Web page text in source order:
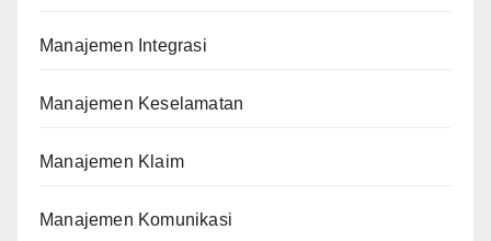
Manajemen Integrasi
Manajemen Keselamatan
Manajemen Klaim
Manajemen Komunikasi